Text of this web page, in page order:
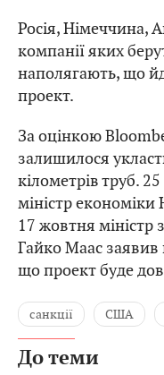
Росія, Німеччина,
компанії яких
наполягають, що
проект.
За оцінкою
залишилося
кілометрів труб.
міністр
17 жовтня міністр
Гайко Маас заявив
що проект буде
санкції США
До теми